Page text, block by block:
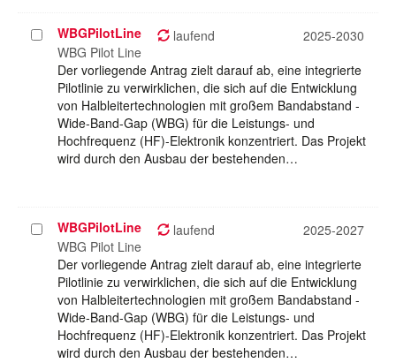
Projekt
auswählen
WBGPilotLine laufend
2025-2030
WBG Pilot Line
Der vorliegende Antrag zielt darauf ab, eine integrierte
Pilotlinie zu verwirklichen, die sich auf die Entwicklung
von Halbleitertechnologien mit großem Bandabstand -
Wide-Band-Gap (WBG) für die Leistungs- und
Hochfrequenz (HF)-Elektronik konzentriert. Das Projekt
wird durch den Ausbau der bestehenden…
Projekt
auswählen
WBGPilotLine laufend
2025-2027
WBG Pilot Line
Der vorliegende Antrag zielt darauf ab, eine integrierte
Pilotlinie zu verwirklichen, die sich auf die Entwicklung
von Halbleitertechnologien mit großem Bandabstand -
Wide-Band-Gap (WBG) für die Leistungs- und
Hochfrequenz (HF)-Elektronik konzentriert. Das Projekt
wird durch den Ausbau der bestehenden…